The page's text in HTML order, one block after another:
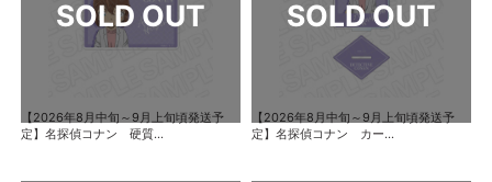
【2026年8月中旬～9月上旬頃発送予
定】名探偵コナン 硬質...
【2026年8月中旬～9月上旬頃発送予
定】名探偵コナン カー...